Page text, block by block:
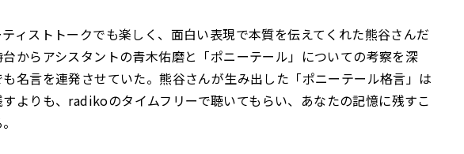
ティストトークでも楽しく、面白い表現で本質を伝えてくれた熊谷さんだ
からアシスタントの青木佑磨と「ポニーテール」についての考察を深
名言を連発させていた。熊谷さんが生み出した「ポニーテール格言」は
よりも、radikoのタイムフリーで聴いてもらい、あなたの記憶に残すこ